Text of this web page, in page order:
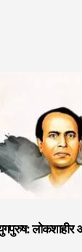
लोकशाहीर